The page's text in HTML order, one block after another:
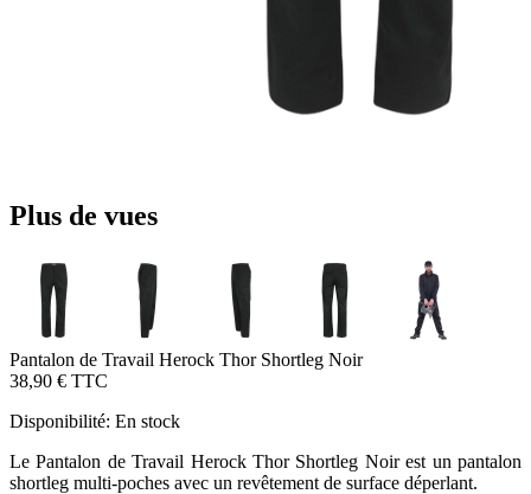
Plus de vues
Pantalon de Travail Herock Thor Shortleg Noir
38,90 € TTC
Disponibilité: En stock
Le Pantalon de Travail Herock Thor Shortleg Noir est un pantalon
shortleg multi-poches avec un revêtement de surface déperlant.